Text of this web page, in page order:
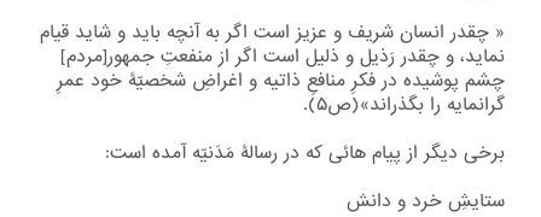
« چقدر انسان شریف و عزیز است اگر به آنچه باید و شاید قیام
نماید، و چقدر رَذیل و ذلیل است اگر از منفعتِ جمهور[مردم]
چشم پوشیده در فکرِ منافعِ ذاتیه و اغراضِ شخصیّۀ خود عمرِ
گرانمایه را بگذراند»(ص۵).
برخی دیگر از پیام هائی که در رسالۀ مَدَنیّه آمده است:
ستایشِ خرد و دانش